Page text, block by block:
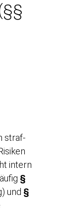
straf-
intern
§
und §